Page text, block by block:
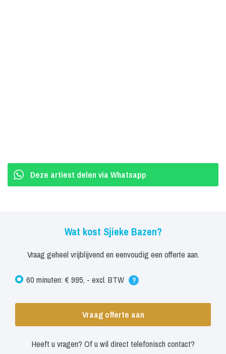
Deze artiest delen via Whatsapp
Wat kost Sjieke Bazen?
Vraag geheel vrijblijvend en eenvoudig een offerte aan.
60 minuten: € 995, - excl. BTW ?
Vraag offerte aan
Heeft u vragen? Of u wil direct telefonisch contact?